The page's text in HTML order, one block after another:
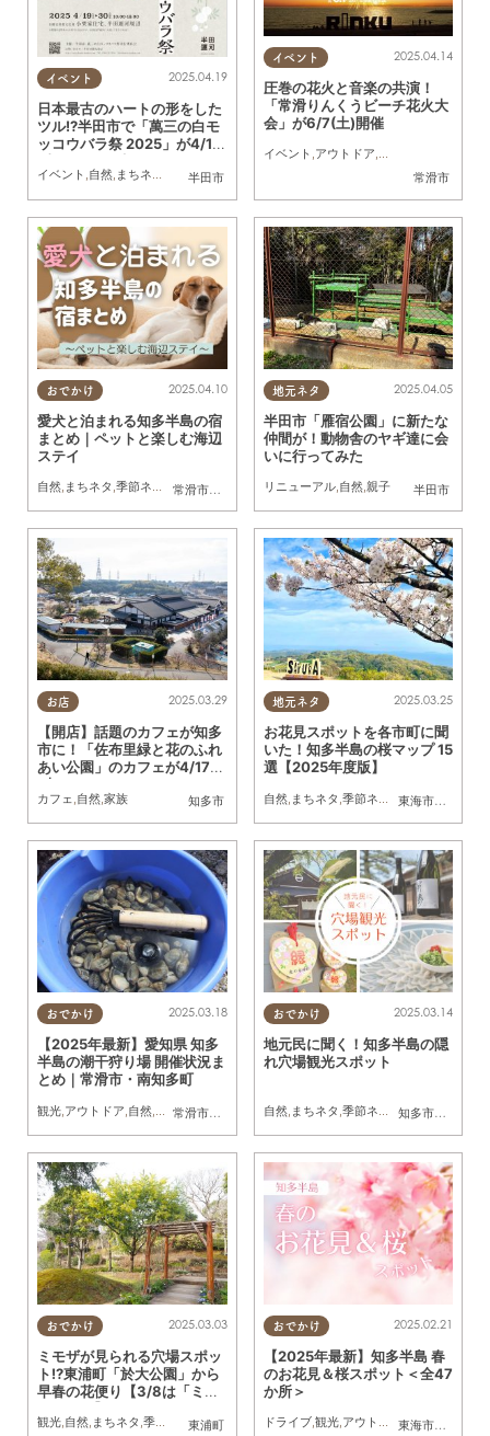
イベント
半田市
2025.04.19
日本最古のハートの形をした
ツル!?半田市で「萬三の白モ
ッコウバラ祭 2025」が4/19
イベント ,自然, まちネタ
イベント
常滑市
2025.04.14
圧巻の花火と音楽の共演！
「常滑りんくうビーチ花火大
会」が6/7(土)開催
イベント ,アウトドア,自然
おでかけ
常滑市
, 美浜町 南知多町
2025.04.10
愛犬と泊まれる知多半島の宿
まとめ｜ペットと楽しむ海辺
ステイ
自然, まちネタ ,季節ネタ まとめ記事
地元ネタ
半田市
2025.04.05
半田市「雁宿公園」に新たな
仲間が！動物舎のヤギ達に会
いに行ってみた
リニューアル,自然,親子
お店
知多市
2025.03.29
【開店】話題のカフェが知多
市に！「佐布里緑と花のふれ
あい公園」のカフェが4/17
(木)にリニューアル
カフェ 自然 家族
地元ネタ
東海市
,大府市
2025.03.25
お花見スポットを各市町に聞
いた！知多半島の桜マップ 15
選【2025年度版】
自然, まちネタ 季節ネタ まとめ記事
おでかけ
常滑市
,南知多町
2025.03.18
【2025年最新】愛知県 知多
半島の潮干狩り場 開催状況ま
とめ｜常滑市・南知多町
観光 アウトドア 自然 季節ネタ,家族
おでかけ
知多市
,東浦町
2025.03.14
地元民に聞く！知多半島の隠
れ穴場観光スポット
自然, まちネタ 季節ネタ まとめ記事
おでかけ
東浦町
2025.03.03
ミモザが見られる穴場スポッ
ト!?東浦町「於大公園」から
早春の花便り【3/8は「ミモ
観光,自然, まちネタ ,季節ネタ
おでかけ
東海市
,大府市
2025.02.21
【2025年最新】知多半島 春
のお花見＆桜スポット＜全47
か所＞
ドライブ,観光,アウトドア ,自然,まちネタ